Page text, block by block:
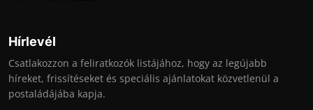
Hírlevél
Csatlakozzon a feliratkozók listájához, hogy az legújabb
híreket, frissítéseket és speciális ajánlatokat közvetlenül a
postaládájába kapja.